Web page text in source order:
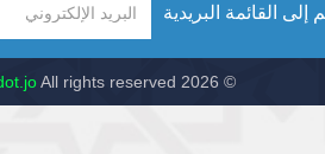
إلى القائمة البريدية
© 2026 Developed by
All rights reserved.